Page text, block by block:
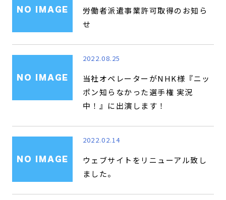
労働者派遣事業許可取得のお知ら
せ
2022.08.25
当社オペレーターがNHK様『ニッ
ポン知らなかった選手権 実況
中！』に出演します！
2022.02.14
ウェブサイトをリニューアル致し
ました。